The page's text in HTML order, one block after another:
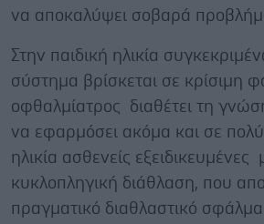
να αποκαλύψει σοβαρά
Στην παιδική ηλικία
σύστημα βρίσκεται σε κρίσιμη
οφθαλμίατρος διαθέτει τη
να εφαρμόσει ακόμα και σε
ηλικία ασθενείς
κυκλοπληγική διάθλαση, που
πραγματικό διαθλαστικό